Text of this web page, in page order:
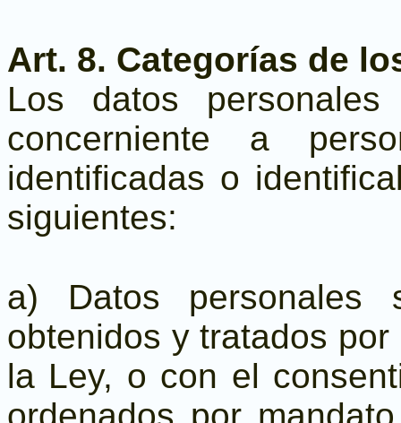
Art. 8. Categorías de
Los datos personales
concerniente a
identificadas o
siguientes:
a) Datos personales
obtenidos y tratados
la Ley, o con el